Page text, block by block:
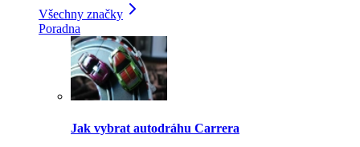
Všechny značky
Poradna
Jak vybrat autodráhu Carrera